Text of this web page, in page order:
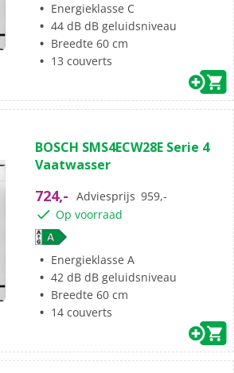
Energieklasse C
44 dB dB geluidsniveau
Breedte 60 cm
13 couverts
BOSCH SMS4ECW28E Serie 4
Vaatwasser
724,- Adviesprijs 959,-
Op voorraad
Energieklasse A
42 dB dB geluidsniveau
Breedte 60 cm
14 couverts